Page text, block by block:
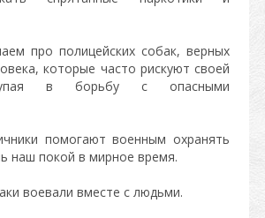
про полицейских собак, верных
которые часто рискуют своей
в борьбу с опасными
помогают военным охранять
наш покой в мирное время.
воевали вместе с людьми.